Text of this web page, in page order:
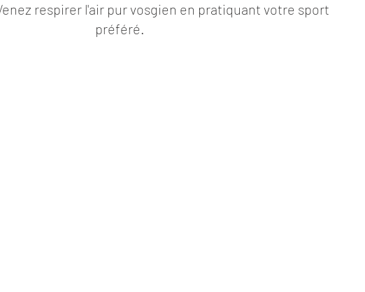
respirer l'air pur vosgien en pratiquant votre sport
préféré.